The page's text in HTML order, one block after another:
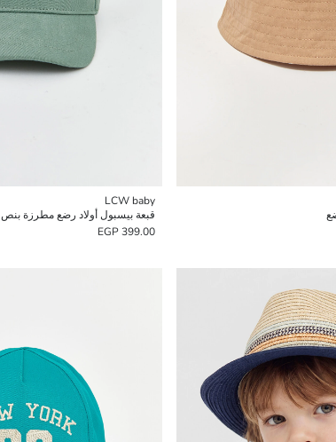
LCW baby
قبعة بيسبول أولاد رضع مطرزة بنص
399.00 EGP